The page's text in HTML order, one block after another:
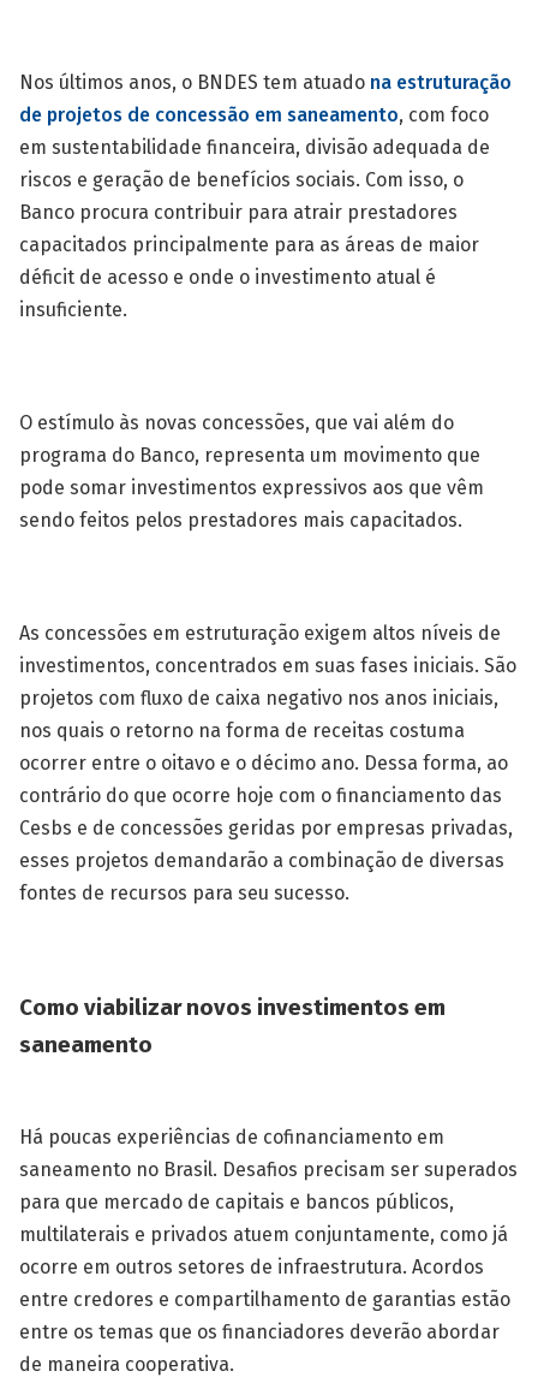
Nos últimos anos, o BNDES tem atuado na estruturação
de projetos de concessão em saneamento, com foco
em sustentabilidade financeira, divisão adequada de
riscos e geração de be­nefícios sociais. Com isso, o
Banco procura contribuir para atrair prestadores
capacitados principalmente para as áreas de maior
déficit de acesso e onde o investimento atual é
insuficiente.
O estímulo às novas concessões, que vai além do
programa do Banco, representa um movimento que
pode somar investimentos expressivos aos que vêm
sendo feitos pelos prestadores mais capacitados.
As concessões em estruturação exigem altos níveis de
investimentos, concentrados em suas fases iniciais. São
projetos com fluxo de caixa negativo nos anos iniciais,
nos quais o retorno na forma de receitas costuma
ocorrer entre o oitavo e o décimo ano. Dessa forma, ao
contrário do que ocorre hoje com o financiamento das
Cesbs e de concessões geridas por empresas privadas,
esses projetos demandarão a combinação de diversas
fontes de recursos para seu sucesso.
Como viabilizar novos investimentos em
saneamento
Há poucas experiências de cofinancia­mento em
saneamento no Brasil. Desafios precisam ser superados
para que mercado de capitais e bancos públicos,
multilaterais e privados atuem conjuntamente, como já
ocorre em outros setores de infraestrutura. Acordos
entre credores e compartilhamento de garantias estão
entre os temas que os financiadores deverão abordar
de maneira cooperativa.